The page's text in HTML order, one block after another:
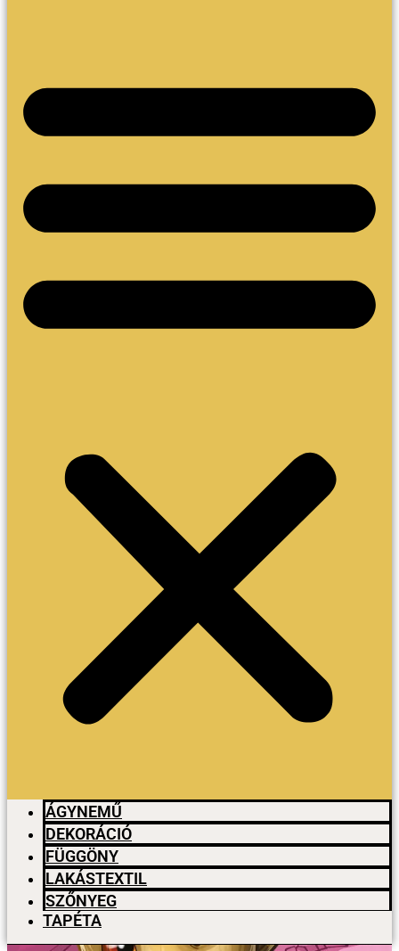
ÁGYNEMŰ
DEKORÁCIÓ
FÜGGÖNY
LAKÁSTEXTIL
SZŐNYEG
TAPÉTA